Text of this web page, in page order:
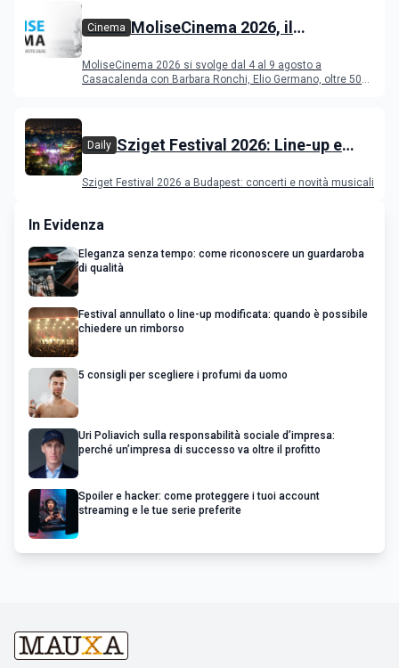
Cinema MoliseCinema 2026, il
MoliseCinema 2026 si svolge dal 4 al 9 agosto a
Casacalenda con Barbara Ronchi, Elio Germano, oltre 50
Daily Sziget Festival 2026: Line-up e
Sziget Festival 2026 a Budapest: concerti e novità musicali
In Evidenza
Eleganza senza tempo: come riconoscere un guardaroba
di qualità
Festival annullato o line-up modificata: quando è possibile
chiedere un rimborso
5 consigli per scegliere i profumi da uomo
Uri Poliavich sulla responsabilità sociale d’impresa:
perché un’impresa di successo va oltre il profitto
Spoiler e hacker: come proteggere i tuoi account
streaming e le tue serie preferite